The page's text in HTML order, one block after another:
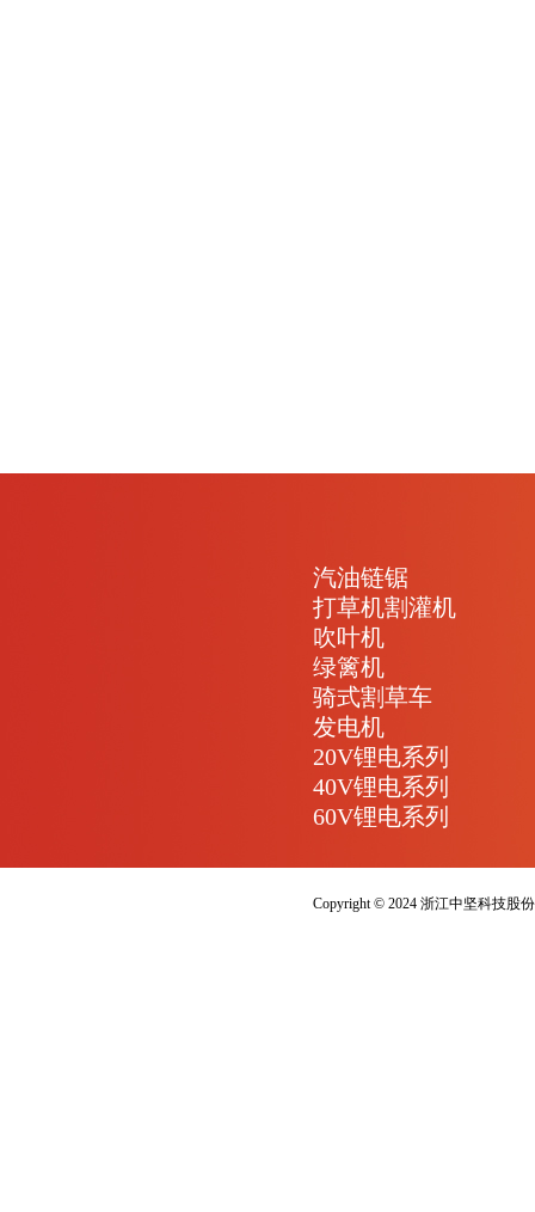
汽油链锯
打草机割灌机
吹叶机
绿篱机
骑式割草车
发电机
20V锂电系列
40V锂电系列
60V锂电系列
Copyright © 2024 浙江中坚科技股